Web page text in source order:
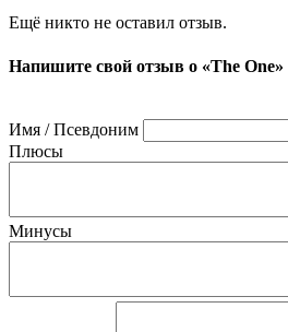
Ещё никто не оставил отзыв.
Напишите свой отзыв о «The One»
Имя / Псевдоним
Плюсы
Минусы